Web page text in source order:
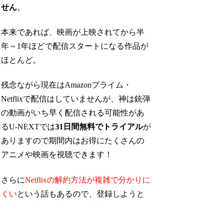
せん。
本来であれば、映画が上映されてから半
年～1年ほどで配信スタートになる作品が
ほとんど。
残念ながら現在はAmazonプライム・
Netflixで配信はしていませんが、神は銃弾
の動画がいち早く配信される可能性があ
るU-NEXTでは31日間無料でトライアルが
ありますので期間内はお得にたくさんの
アニメや映画を視聴できます！
さらにNetflixの解約方法が複雑で分かりに
くいという話もあるので、登録しようと